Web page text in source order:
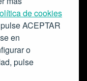
de cookies
ACEPTAR
en
o
pulse